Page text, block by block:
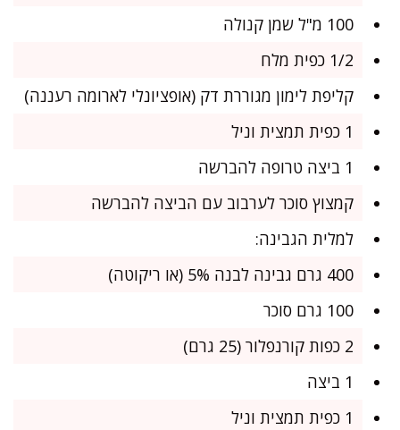
100 מ"ל שמן קנולה
1/2 כפית מלח
קליפת לימון מגוררת דק (אופציונלי לארומה רעננה)
1 כפית תמצית וניל
1 ביצה טרופה להברשה
קמצוץ סוכר לערבוב עם הביצה להברשה
למלית הגבינה:
400 גרם גבינה לבנה 5% (או ריקוטה)
100 גרם סוכר
2 כפות קורנפלור (25 גרם)
1 ביצה
1 כפית תמצית וניל